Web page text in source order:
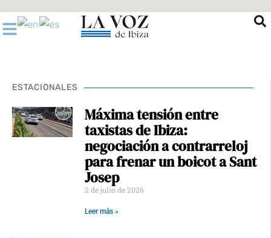
al
contenido
ESTACIONALES
Máxima tensión entre
taxistas de Ibiza:
negociación a contrarreloj
para frenar un boicot a Sant
Josep
2 de julio de 2026
Leer más »